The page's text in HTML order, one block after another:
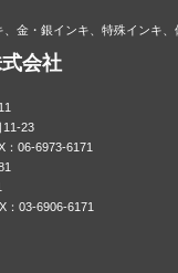
、金・銀インキ、特殊インキ
会社
11-23
06-6973-6171
21
03-6906-6171